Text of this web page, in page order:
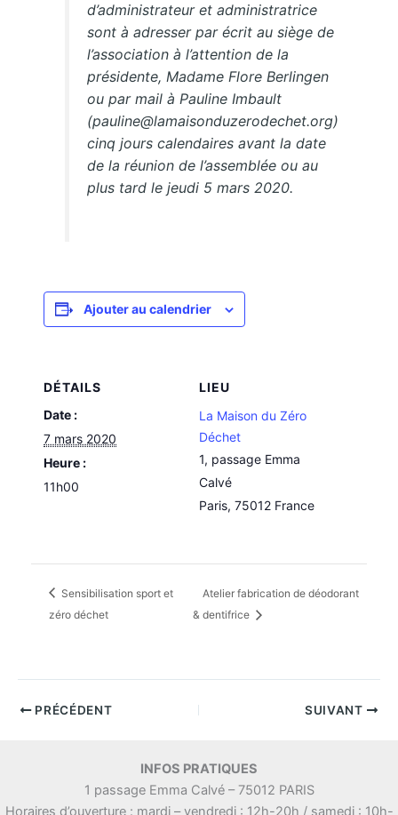
d’administrateur et administratrice
sont à adresser par écrit au siège de
l’association à l’attention de la
présidente, Madame Flore Berlingen
ou par mail à Pauline Imbault
(pauline@lamaisonduzerodechet.org)
cinq jours calendaires avant la date
de la réunion de l’assemblée ou au
plus tard le jeudi 5 mars 2020.
Ajouter au calendrier
DÉTAILS
Date :
7 mars 2020
Heure :
11h00
LIEU
La Maison du Zéro
Déchet
1, passage Emma
Calvé
Paris, 75012 France
Sensibilisation sport et
zéro déchet
Atelier fabrication de déodorant
& dentifrice
PRÉCÉDENT SUIVANT
INFOS PRATIQUES
1 passage Emma Calvé – 75012 PARIS
Horaires d’ouverture : mardi – vendredi : 12h-20h / samedi : 10h-